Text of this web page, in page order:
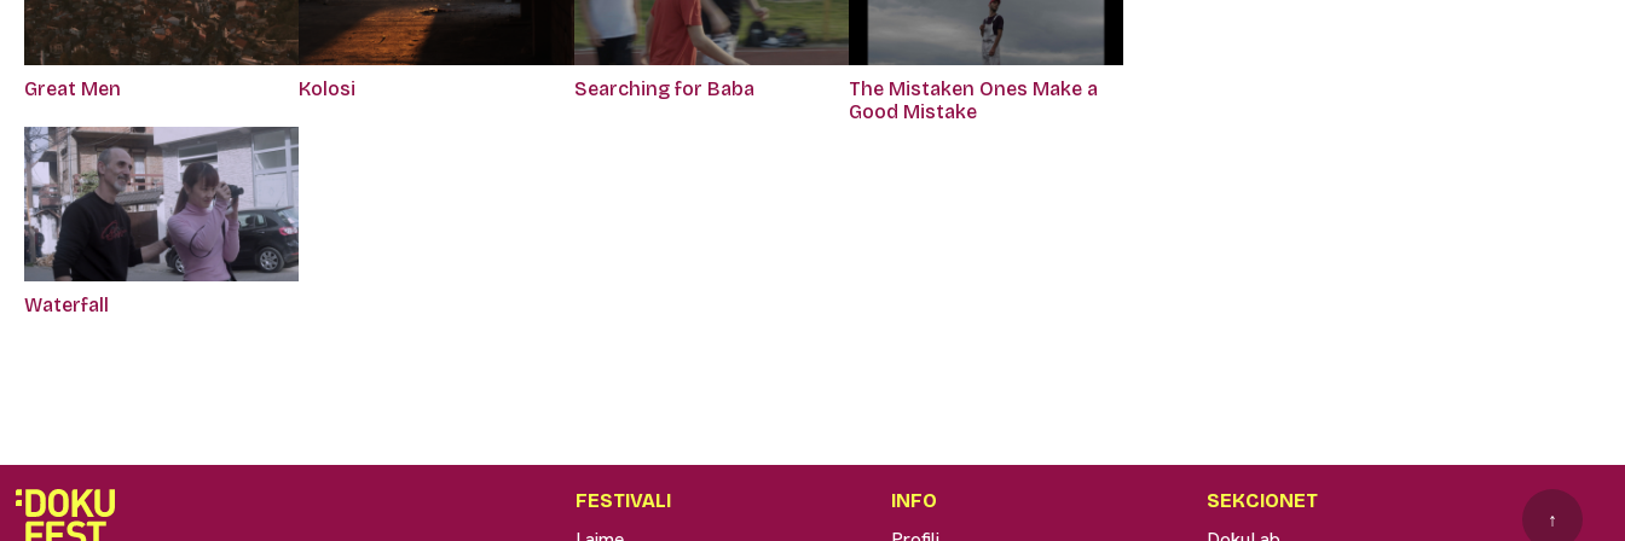
Great Men Kolosi Searching for Baba
The Mistaken Ones Make a
Good Mistake
Waterfall
FESTIVALI INFO SEKCIONET
↑